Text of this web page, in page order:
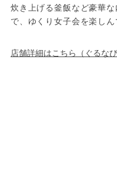
炊き上げる釜飯など豪華
で、ゆくり女子会を楽し
店舗詳細はこちら（ぐるなび